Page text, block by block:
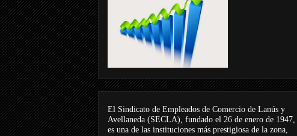
El Sindicato de Empleados de Comercio de Lanús y
Avellaneda (SECLA), fundado el 26 de enero de 1947,
es una de las instituciones más prestigiosa de la zona,